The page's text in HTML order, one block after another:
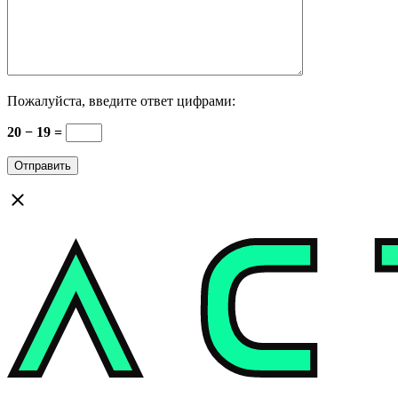
Пожалуйста, введите ответ цифрами:
20 − 19 =